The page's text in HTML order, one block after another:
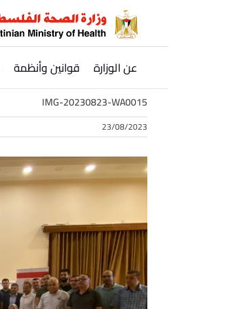
عن الوزارة قوانين وأنظمة
IMG-20230823-WA0015
23/08/2023